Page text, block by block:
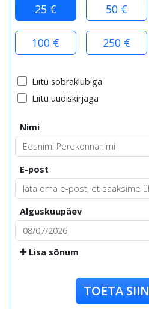
25 € 50 €
100 € 250 €
Liitu sõbraklubiga
Liitu uudiskirjaga
Nimi
E-post
Alguskuupäev
Lisa sõnum
TOETA SIIN